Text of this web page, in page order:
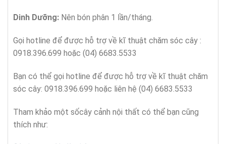
Dinh Dưỡng: Nên bón phân 1 lần/tháng.
Gọi hotline để được hỗ trợ về kĩ thuật chăm sóc cây :
0918.396.699 hoặc (04) 6683.5533
Bạn có thể gọi hotline để được hỗ trợ về kĩ thuật chăm
sóc cây: 0918.396.699 hoặc liên hệ (04) 6683.5533
Tham khảo một sốcây cảnh nội thất có thể bạn cũng
thích như: